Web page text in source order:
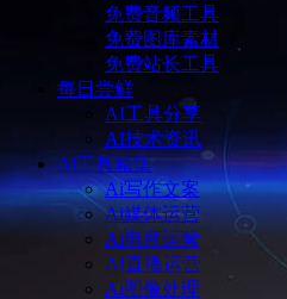
免费音频工具
免费图库素材
免费站长工具
每日尝鲜
AI工具分享
AI技术资讯
Ai工具箱集
Ai写作文案
Ai媒体运营
Ai电商运营
AI直播运营
Ai图像处理